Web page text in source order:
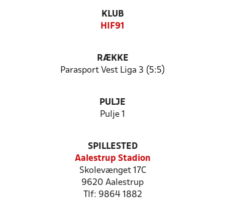
KLUB
HIF91
RÆKKE
Parasport Vest Liga 3 (5:5)
PULJE
Pulje 1
SPILLESTED
Aalestrup Stadion
Skolevænget 17C
9620 Aalestrup
Tlf: 9864 1882